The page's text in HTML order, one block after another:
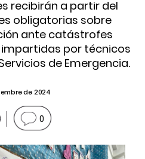
recibirán a partir del
obligatorias sobre
ante catástrofes
por técnicos
de Emergencia.
de 2024
0